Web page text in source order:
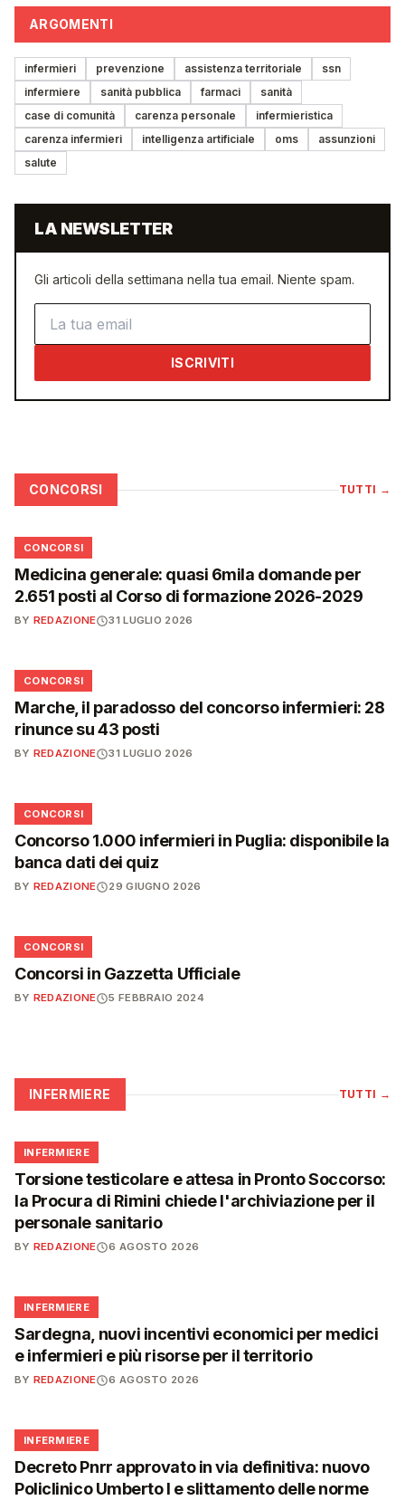
ARGOMENTI
infermieri prevenzione assistenza territoriale
ssn
infermiere
sanità pubblica farmaci
sanità
case di comunità
carenza personale
infermieristica
carenza infermieri
intelligenza artificiale oms
assunzioni
salute
LA NEWSLETTER
Gli articoli della settimana nella tua email. Niente spam.
ISCRIVITI
CONCORSI TUTTI →
📋
CONCORSI
Medicina generale: quasi 6mila domande per
2.651 posti al Corso di formazione 2026-2029
BY REDAZIONE 31 LUGLIO 2026
📋
CONCORSI
Marche, il paradosso del concorso infermieri: 28
rinunce su 43 posti
BY REDAZIONE 31 LUGLIO 2026
📋
CONCORSI
Concorso 1.000 infermieri in Puglia: disponibile la
banca dati dei quiz
BY REDAZIONE 29 GIUGNO 2026
📋
CONCORSI
Concorsi in Gazzetta Ufficiale
BY REDAZIONE 5 FEBBRAIO 2024
INFERMIERE TUTTI →
🩺
INFERMIERE
Torsione testicolare e attesa in Pronto Soccorso:
la Procura di Rimini chiede l'archiviazione per il
personale sanitario
BY REDAZIONE 6 AGOSTO 2026
🩺
INFERMIERE
Sardegna, nuovi incentivi economici per medici
e infermieri e più risorse per il territorio
BY REDAZIONE 6 AGOSTO 2026
🩺
INFERMIERE
Decreto Pnrr approvato in via definitiva: nuovo
Policlinico Umberto I e slittamento delle norme